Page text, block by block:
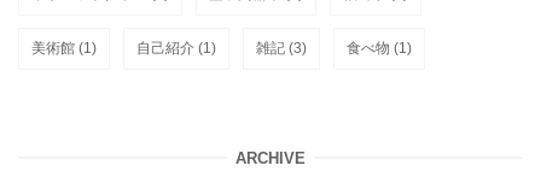
美術館 (1) 自己紹介 (1) 雑記 (3) 食べ物 (1)
ARCHIVE